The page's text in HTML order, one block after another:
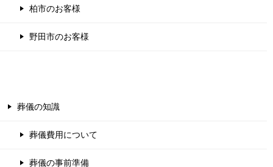
柏市のお客様
野田市のお客様
葬儀の知識
葬儀費用について
葬儀の事前準備